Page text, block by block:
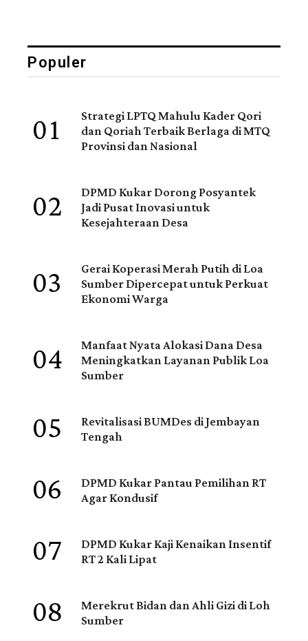
Populer
01 Strategi LPTQ Mahulu Kader Qori
dan Qoriah Terbaik Berlaga di MTQ
Provinsi dan Nasional
02 DPMD Kukar Dorong Posyantek
Jadi Pusat Inovasi untuk
Kesejahteraan Desa
03 Gerai Koperasi Merah Putih di Loa
Sumber Dipercepat untuk Perkuat
Ekonomi Warga
04 Manfaat Nyata Alokasi Dana Desa
Meningkatkan Layanan Publik Loa
Sumber
05 Revitalisasi BUMDes di Jembayan
Tengah
06 DPMD Kukar Pantau Pemilihan RT
Agar Kondusif
07 DPMD Kukar Kaji Kenaikan Insentif
RT 2 Kali Lipat
08 Merekrut Bidan dan Ahli Gizi di Loh
Sumber